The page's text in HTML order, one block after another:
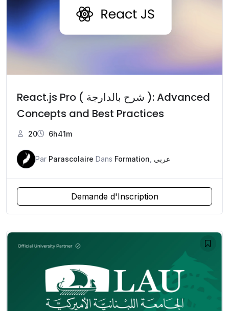
React.js Pro ( شرح بالدارجة ): Advanced
Concepts and Best Practices
20 6h41m
Par Parascolaire Dans Formation عربي
Demande d'Inscription